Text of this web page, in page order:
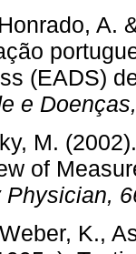
A.
(EADS)
e
M.
of
Physician,
K.,